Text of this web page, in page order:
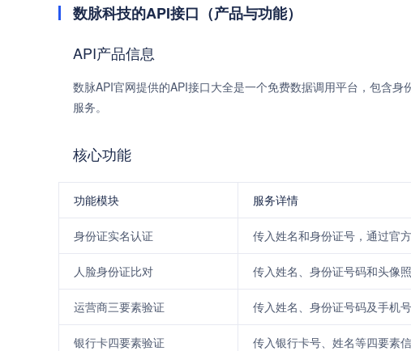
数脉科技的API接口（产品与功能）
API产品信息
数脉API官网提供的API接口大全是一个免费数据调用平台，包含
服务。
核心功能
功能模块 服务详情
身份证实名认证 传入姓名和身份证号，通过官
人脸身份证比对 传入姓名、身份证号码和头像
运营商三要素验证 传入姓名、身份证号码及手机
银行卡四要素验证 传入银行卡号、姓名等四要素